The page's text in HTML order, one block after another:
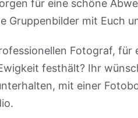
für eine schöne
Gruppenbilder mit Euch
Fotograf,
festhält? Ihr
mit einer